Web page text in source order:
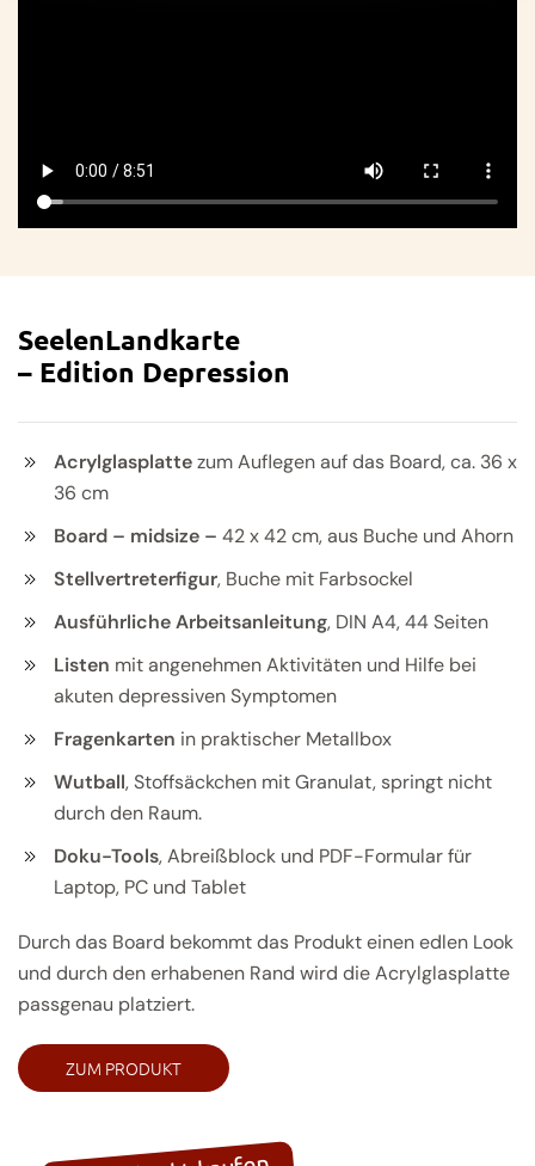
SeelenLandkarte
– Edition Depression
Acrylglasplattezum Auflegen auf das Board, ca. 36 x
36 cm
Board – midsize – 42 x 42 cm, aus Buche und Ahorn
Stellvertreterfigur, Buche mit Farbsockel
Ausführliche Arbeitsanleitung, DIN A4, 44 Seiten
Listen mit angenehmen Aktivitäten und Hilfe bei
akuten depressiven Symptomen
Fragenkarten in praktischer Metallbox
Wutball, Stoffsäckchen mit Granulat, springt nicht
durch den Raum.
Doku-Tools, Abreißblock und PDF-Formular für
Laptop, PC und Tablet
Durch das Board bekommt das Produkt einen edlen Look
und durch den erhabenen Rand wird die Acrylglasplatte
passgenau platziert.
ZUM PRODUKT